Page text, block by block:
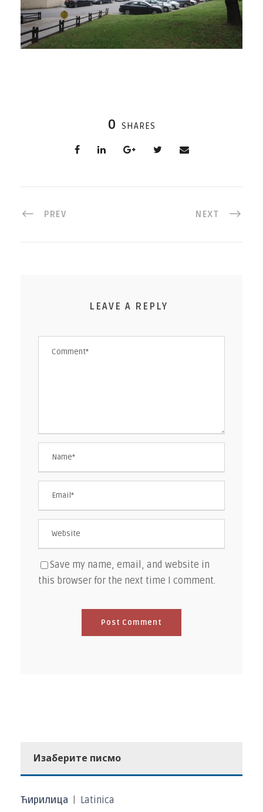
0 SHARES
PREV NEXT
LEAVE A REPLY
Save my name, email, and website in
this browser for the next time I comment.
Изаберите писмо
Ћирилица Latinica